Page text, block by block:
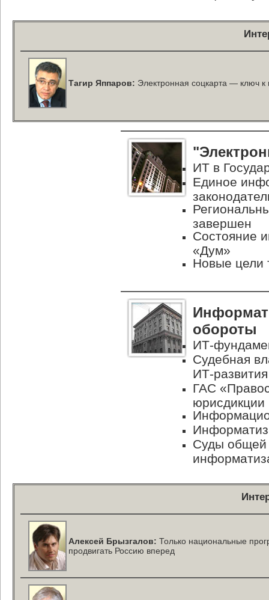
Тагир Яппаров: Электронная соцкарта — ключ к
ИТ в
Единое
завершен
Состояние
«Дум»
Новые цели
обороты
ИТ-
Судебная
ИТ-развития
ГАС
юрисдикции
Суды
Алексей Брызгалов: Только национальные
продвигать Россию вперед